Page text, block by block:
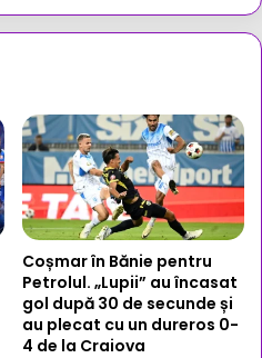
Coșmar în Bănie pentru
Petrolul. „Lupii” au încasat
gol după 30 de secunde și
au plecat cu un dureros 0-
4 de la Craiova